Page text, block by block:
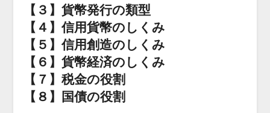
【３】貨幣発行の類型
【４】信用貨幣のしくみ
【５】信用創造のしくみ
【６】貨幣経済のしくみ
【７】税金の役割
【８】国債の役割